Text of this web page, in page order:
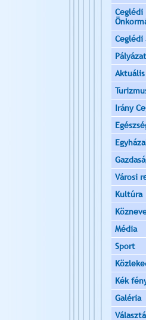
Ceglédi
Ceglédi
Aktuális
Irány
Városi
Kultúra
Média
Sport
Kék
Galéria